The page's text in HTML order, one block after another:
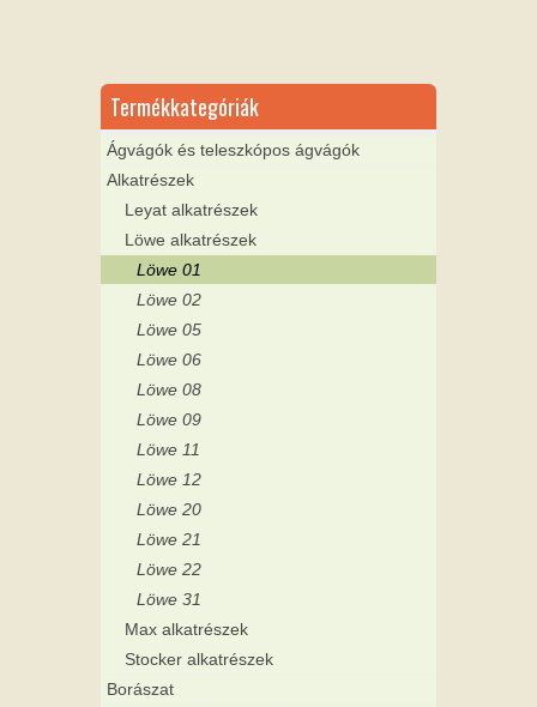
Termékkategóriák
Ágvágók és teleszkópos ágvágók
Alkatrészek
Leyat alkatrészek
Löwe alkatrészek
Löwe 01
Löwe 02
Löwe 05
Löwe 06
Löwe 08
Löwe 09
Löwe 11
Löwe 12
Löwe 20
Löwe 21
Löwe 22
Löwe 31
Max alkatrészek
Stocker alkatrészek
Borászat